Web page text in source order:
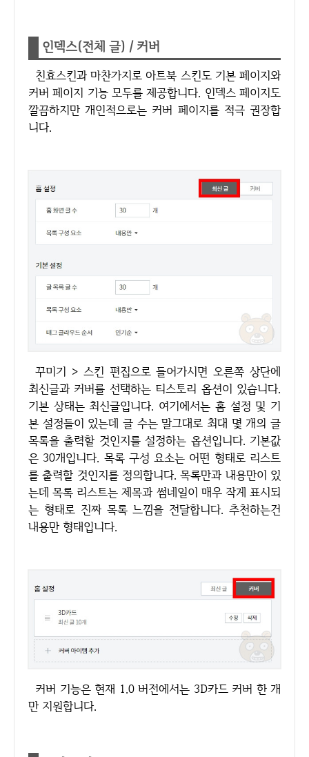
인덱스(전체 글) / 커버
친효스킨과 마찬가지로 아트북 스킨도 기본 페이지와
커버 페이지 기능 모두를 제공합니다. 인덱스 페이지도
깔끔하지만 개인적으로는 커버 페이지를 적극 권장합
니다.
꾸미기 > 스킨 편집으로 들어가시면 오른쪽 상단에
최신글과 커버를 선택하는 티스토리 옵션이 있습니다.
기본 상태는 최신글입니다. 여기에서는 홈 설정 및 기
본 설정들이 있는데 글 수는 말그대로 최대 몇 개의 글
목록을 출력할 것인지를 설정하는 옵션입니다. 기본값
은 30개입니다. 목록 구성 요소는 어떤 형태로 리스트
를 출력할 것인지를 정의합니다. 목록만과 내용만이 있
는데 목록 리스트는 제목과 썸네일이 매우 작게 표시되
는 형태로 진짜 목록 느낌을 전달합니다. 추천하는건
내용만 형태입니다.
커버 기능은 현재 1.0 버전에서는 3D카드 커버 한 개
만 지원합니다.